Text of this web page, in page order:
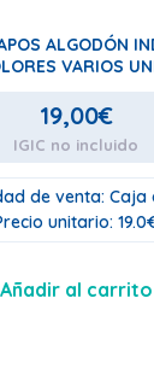
ALGODÓN
VARIOS
19,00€
IGIC no incluido
de venta: Caja
unitario:
Añadir al carrito